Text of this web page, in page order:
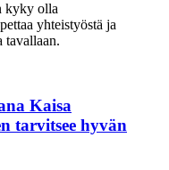
kyky olla
yhteistyöstä ja
tavallaan.
Kaisa
tarvitsee hyvän